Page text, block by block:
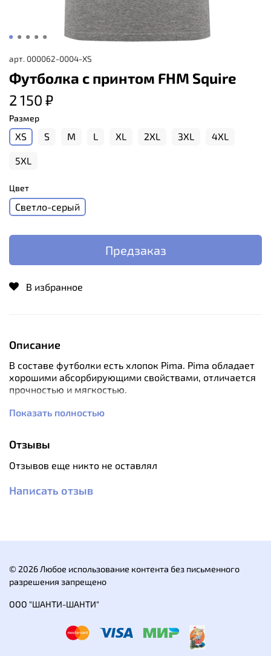
арт. 000062-0004-XS
Футболка с принтом FHM Squire
2 150 ₽
Размер
XS S M L XL 2XL 3XL 4XL
5XL
Цвет
Светло-серый
Предзаказ
В избранное
Описание
В составе футболки есть хлопок Pima. Pima обладает
хорошими абсорбирующими свойствами, отличается
прочностью и мягкостью.
Состав: - 95% хлопок - 5% эластан
Показать полностью
Отзывы
Отзывов еще никто не оставлял
Написать отзыв
© 2026 Любое использование контента без письменного
разрешения запрещено
ООО "ШАНТИ-ШАНТИ"